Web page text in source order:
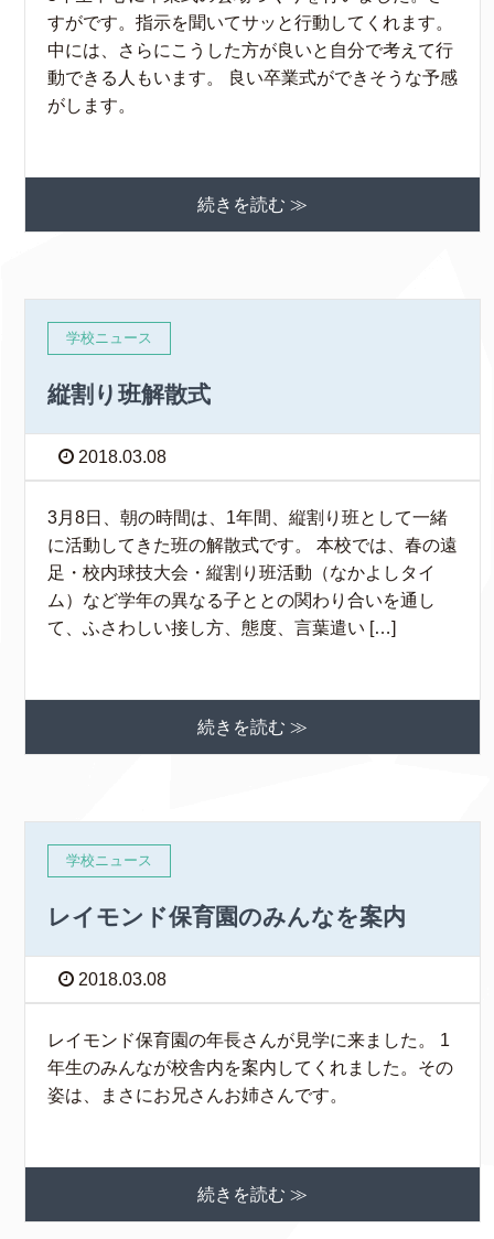
すがです。指示を聞いてサッと行動してくれます。
中には、さらにこうした方が良いと自分で考えて行
動できる人もいます。 良い卒業式ができそうな予感
がします。
続きを読む ≫
学校ニュース
縦割り班解散式
2018.03.08
3月8日、朝の時間は、1年間、縦割り班として一緒
に活動してきた班の解散式です。 本校では、春の遠
足・校内球技大会・縦割り班活動（なかよしタイ
ム）など学年の異なる子ととの関わり合いを通し
て、ふさわしい接し方、態度、言葉遣い […]
続きを読む ≫
学校ニュース
レイモンド保育園のみんなを案内
2018.03.08
レイモンド保育園の年長さんが見学に来ました。 1
年生のみんなが校舎内を案内してくれました。その
姿は、まさにお兄さんお姉さんです。
続きを読む ≫